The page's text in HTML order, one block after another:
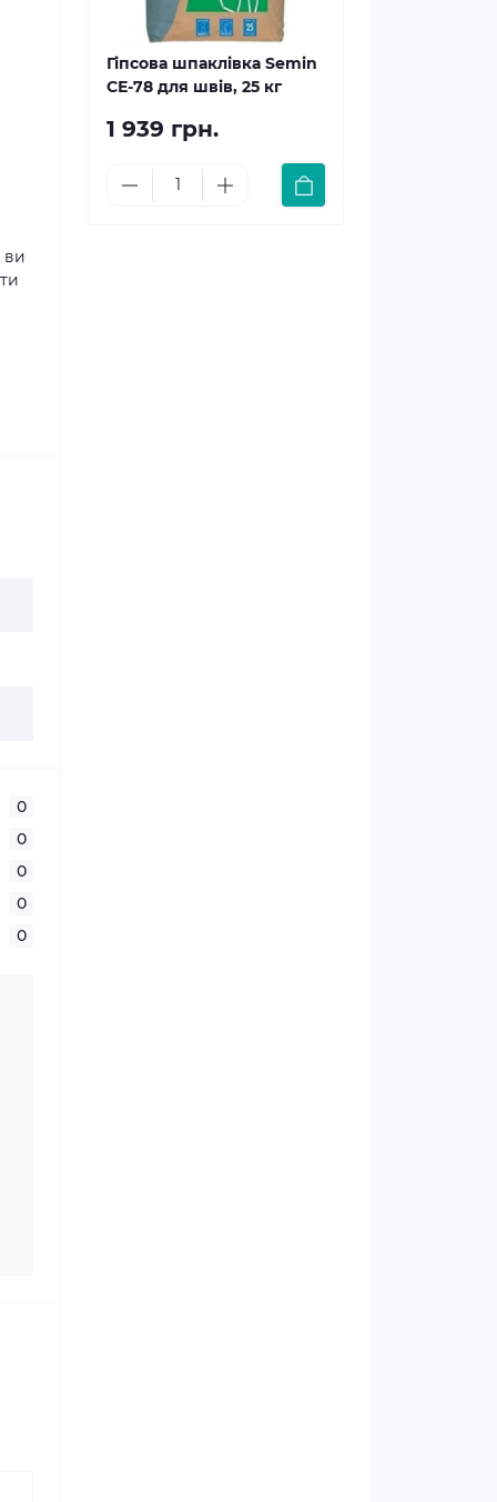
ви
0
0
0
0
0
Гіпсова шпаклівка Semin
СЕ-78 для швів, 25 кг
1 939 грн.